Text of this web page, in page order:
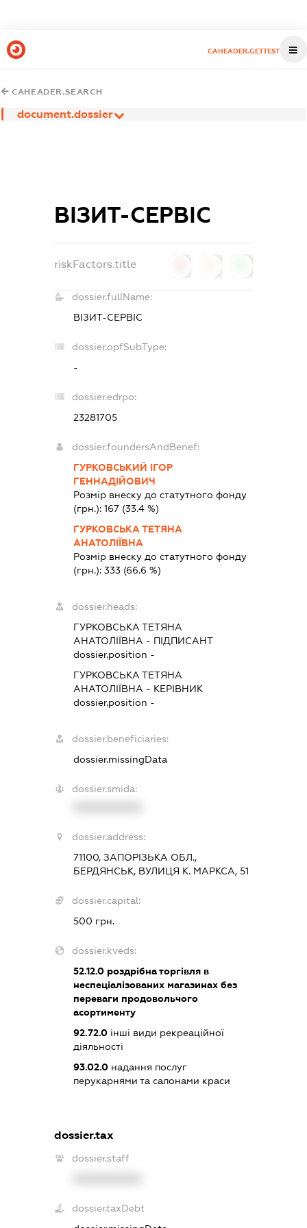
CAHEADER.GETTEST
CAHEADER.SEARCH
document.dossier
ВІЗИТ-СЕРВІС
riskFactors.title
dossier.fullName:
ВІЗИТ-СЕРВІС
dossier.opfSubType:
-
dossier.edrpo:
23281705
dossier.foundersAndBenef:
ГУРКОВСЬКИЙ ІГОР
ГЕННАДІЙОВИЧ
Розмір внеску до статутного фонду
(грн.): 167(33.4 %)
ГУРКОВСЬКА ТЕТЯНА
АНАТОЛІЇВНА
Розмір внеску до статутного фонду
(грн.): 333(66.6 %)
dossier.heads:
ГУРКОВСЬКА ТЕТЯНА
АНАТОЛІЇВНА - ПІДПИСАНТ
dossier.position -
ГУРКОВСЬКА ТЕТЯНА
АНАТОЛІЇВНА - КЕРІВНИК
dossier.position -
dossier.beneficiaries:
dossier.missingData
dossier.smida:
dossier.address:
71100, ЗАПОРІЗЬКА ОБЛ.,
БЕРДЯНСЬК, ВУЛИЦЯ К. МАРКСА, 51
dossier.capital:
500 грн.
dossier.kveds:
52.12.0роздрібна торгівля в
неспеціалізованих магазинах без
переваги продовольчого
асортименту
92.72.0інші види рекреаційної
діяльності
93.02.0надання послуг
перукарнями та салонами краси
dossier.tax
dossier.staff
dossier.taxDebt